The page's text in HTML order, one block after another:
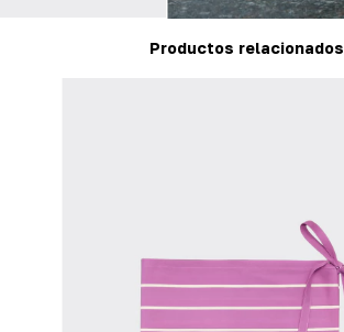
Productos relacionados